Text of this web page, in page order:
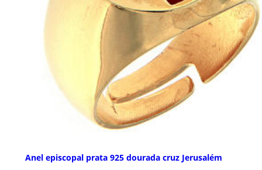
Anel episcopal prata 925 dourada cruz Jerusalém